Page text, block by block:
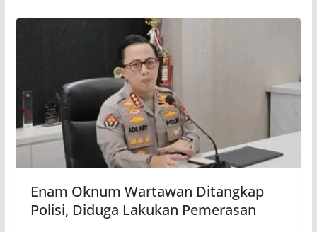
Enam Oknum Wartawan Ditangkap
Polisi, Diduga Lakukan Pemerasan